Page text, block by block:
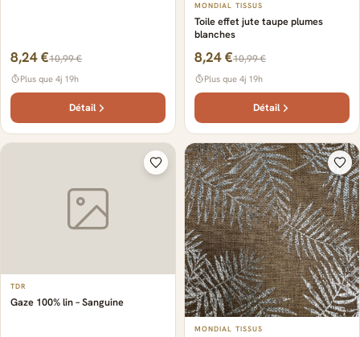
8,24 €10,99 €
Plus que 4j 19h
Détail
MONDIAL TISSUS
Toile effet jute taupe plumes
blanches
8,24 €10,99 €
Plus que 4j 19h
Détail
TDR
Gaze 100% lin – Sanguine
MONDIAL TISSUS